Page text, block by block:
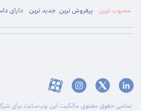
محبوب ترین پرفروش ترین جدید ترین دارای
تمامی حقوق معنوی مالکیت این وب‌سایت برای